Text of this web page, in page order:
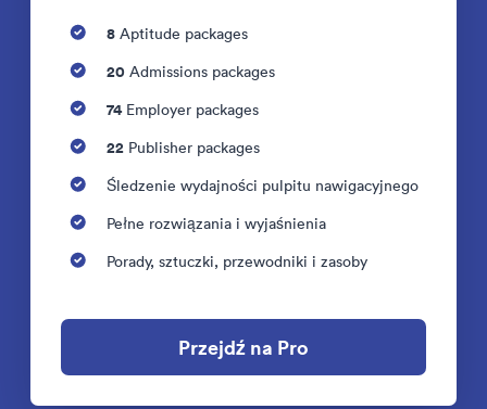
8 Aptitude packages
20 Admissions packages
74Employer packages
22 Publisher packages
Śledzenie wydajności pulpitu nawigacyjnego
Pełne rozwiązania i wyjaśnienia
Porady, sztuczki, przewodniki i zasoby
Przejdź na Pro